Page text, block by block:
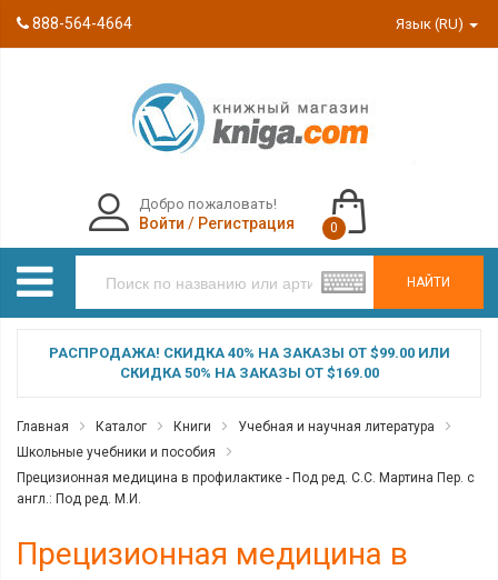
888-564-4664 Язык (RU)
НАЙТИ
Добро пожаловать!
Войти / Регистрация 0
РАСПРОДАЖА! СКИДКА 40% НА ЗАКАЗЫ ОТ $99.00 ИЛИ
СКИДКА 50% НА ЗАКАЗЫ ОТ $169.00
Главная Каталог Книги
Учебная и научная литература
Школьные учебники и пособия
Прецизионная медицина в профилактике - Под ред. С.С. Мартина Пер. с
англ.: Под ред. М.И.
Прецизионная медицина в